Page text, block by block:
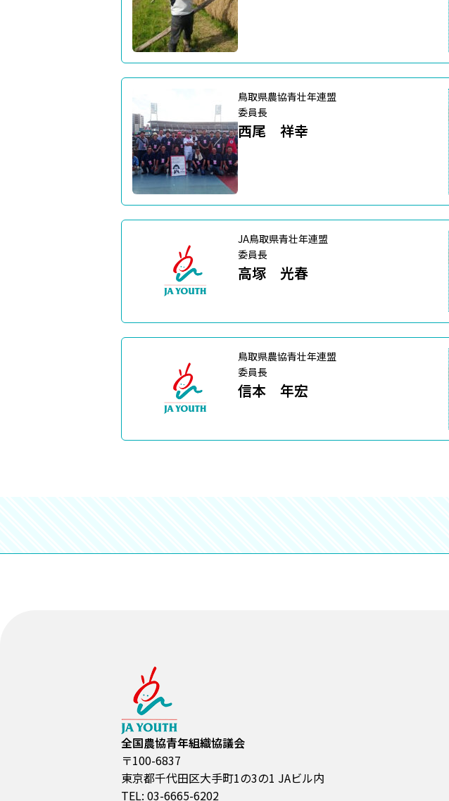
鳥取県農協青壮年連盟
委員長
西尾 祥幸
JA鳥取県青壮年連盟
委員長
高塚 光春
鳥取県農協青壮年連盟
委員長
信本 年宏
全国農協青年組織協議会
〒100-6837
東京都千代田区大手町1の3の1 JAビル内
TEL: 03-6665-6202